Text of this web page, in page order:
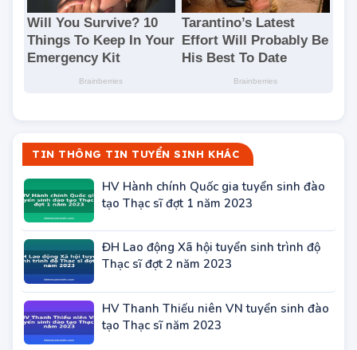
TIN THÔNG TIN TUYỂN SINH KHÁC
tạo Thạc sĩ đợt 1 năm 2023
Thạc sĩ đợt 2 năm 2023